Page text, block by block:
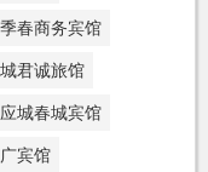
春商务宾馆
君诚旅馆
应城春城宾馆
宾馆